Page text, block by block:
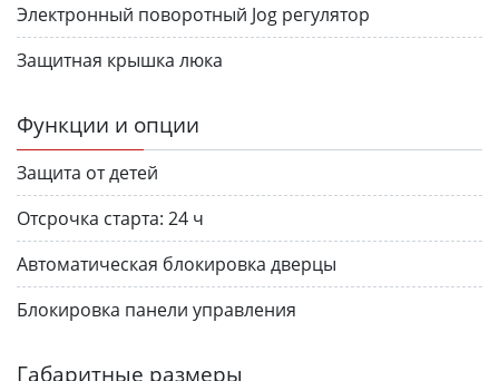
Электронный поворотный Jog регулятор
Защитная крышка люка
Функции и опции
Защита от детей
Отсрочка старта: 24 ч
Автоматическая блокировка дверцы
Блокировка панели управления
Габаритные размеры